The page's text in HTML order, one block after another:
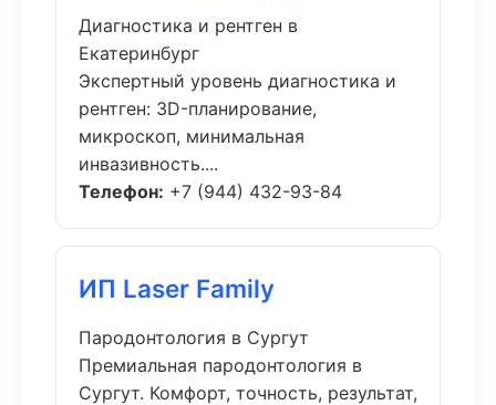
Диагностика и рентген в
Екатеринбург
Экспертный уровень диагностика и
рентген: 3D-планирование,
микроскоп, минимальная
инвазивность....
Телефон: +7 (944) 432-93-84
ИП Laser Family
Пародонтология в Сургут
Премиальная пародонтология в
Сургут. Комфорт, точность, результат,